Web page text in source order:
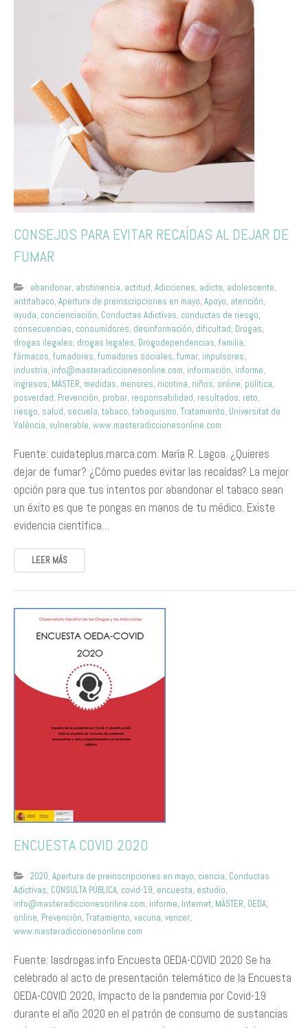
CONSEJOS PARA EVITAR RECAÍDAS AL DEJAR DE
FUMAR
abandonar, abstinencia, actitud, Adicciones, adicto, adolescente,
antitabaco, Apertura de preinscripciones en mayo, Apoyo, atención,
ayuda, concienciación, Conductas Adictivas, conductas de riesgo,
consecuencias, consumidores, desinformación, dificultad, Drogas,
drogas ilegales, drogas legales, Drogodependencias, familia,
fármacos, fumadores, fumadores sociales, fumar, impulsores,
industria, info@masteradiccionesonline.com, información, informe,
ingresos, MÁSTER, medidas, menores, nicotina, niños, online, política,
posverdad, Prevención, probar, responsabilidad, resultados, reto,
riesgo, salud, secuela, tabaco, tabaquismo, Tratamiento, Universitat de
València, vulnerable, www.masteradiccionesonline.com
Fuente: cuidateplus.marca.com. María R. Lagoa. ¿Quieres
dejar de fumar? ¿Cómo puedes evitar las recaídas? La mejor
opción para que tus intentos por abandonar el tabaco sean
un éxito es que te pongas en manos de tu médico. Existe
evidencia científica…
LEER MÁS
ENCUESTA COVID 2020
2020, Apertura de preinscripciones en mayo, ciencia, Conductas
Adictivas, CONSULTA PÚBLICA, covid-19, encuesta, estudio,
info@masteradiccionesonline.com, informe, Internet, MÁSTER, OEDA,
online, Prevención, Tratamiento, vacuna, vencer,
www.masteradiccionesonline.com
Fuente: lasdrogas.info Encuesta OEDA-COVID 2020 Se ha
celebrado al acto de presentación telemático de la Encuesta
OEDA-COVID 2020, Impacto de la pandemia por Covid-19
durante el año 2020 en el patrón de consumo de sustancias